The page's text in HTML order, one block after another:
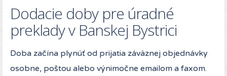
Dodacie doby pre úradné
preklady v Banskej Bystrici
Doba začína plynúť od prijatia záväznej objednávky
osobne, poštou alebo výnimočne emailom a faxom.